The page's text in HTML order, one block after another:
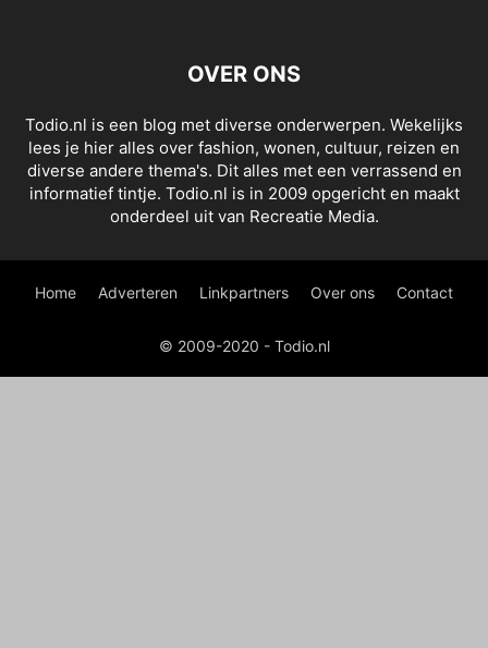
OVER ONS
Todio.nl is een blog met diverse onderwerpen. Wekelijks
lees je hier alles over fashion, wonen, cultuur, reizen en
diverse andere thema's. Dit alles met een verrassend en
informatief tintje. Todio.nl is in 2009 opgericht en maakt
onderdeel uit van Recreatie Media.
Home Adverteren Linkpartners Over ons Contact
© 2009-2020 - Todio.nl